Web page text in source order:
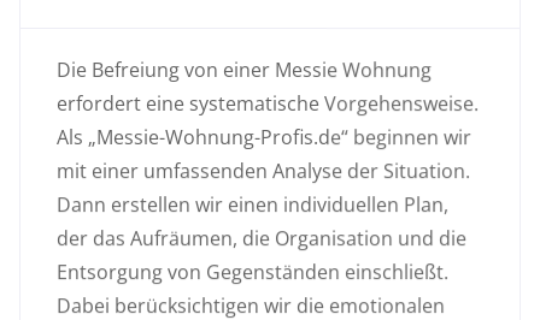
Die Befreiung von einer Messie Wohnung
erfordert eine systematische Vorgehensweise.
Als „Messie-Wohnung-Profis.de“ beginnen wir
mit einer umfassenden Analyse der Situation.
Dann erstellen wir einen individuellen Plan,
der das Aufräumen, die Organisation und die
Entsorgung von Gegenständen einschließt.
Dabei berücksichtigen wir die emotionalen